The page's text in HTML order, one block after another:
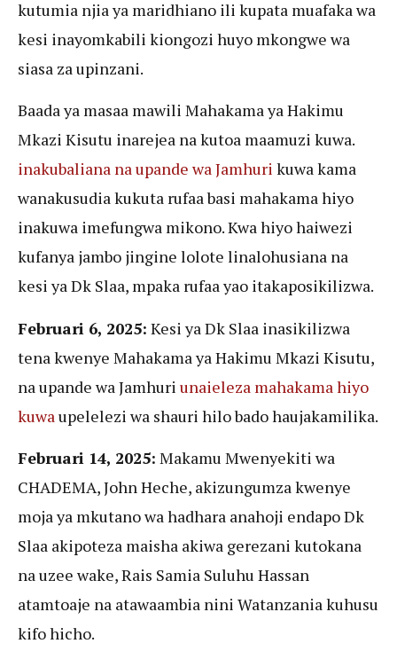
kutumia njia ya maridhiano ili kupata muafaka wa
kesi inayomkabili kiongozi huyo mkongwe wa
siasa za upinzani.
Baada ya masaa mawili Mahakama ya Hakimu
Mkazi Kisutu inarejea na kutoa maamuzi kuwa.
inakubaliana na upande wa Jamhuri kuwa kama
wanakusudia kukuta rufaa basi mahakama hiyo
inakuwa imefungwa mikono. Kwa hiyo haiwezi
kufanya jambo jingine lolote linalohusiana na
kesi ya Dk Slaa, mpaka rufaa yao itakaposikilizwa.
Februari 6, 2025: Kesi ya Dk Slaa inasikilizwa
tena kwenye Mahakama ya Hakimu Mkazi Kisutu,
na upande wa Jamhuri unaieleza mahakama hiyo
kuwaupelelezi wa shauri hilo bado haujakamilika.
Februari 14, 2025: Makamu Mwenyekiti wa
CHADEMA, John Heche, akizungumza kwenye
moja ya mkutano wa hadhara anahoji endapo Dk
Slaa akipoteza maisha akiwa gerezani kutokana
na uzee wake, Rais Samia Suluhu Hassan
atamtoaje na atawaambia nini Watanzania kuhusu
kifo hicho.